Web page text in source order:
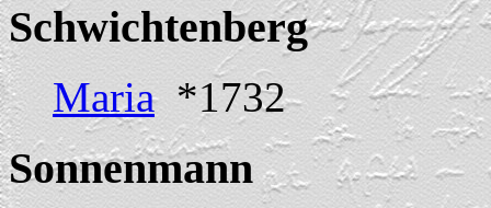
Schwichtenberg
Maria*1732
Sonnenmann